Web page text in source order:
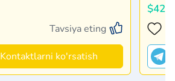
Tavsiya eting
Kontaktlarni ko'rsatish